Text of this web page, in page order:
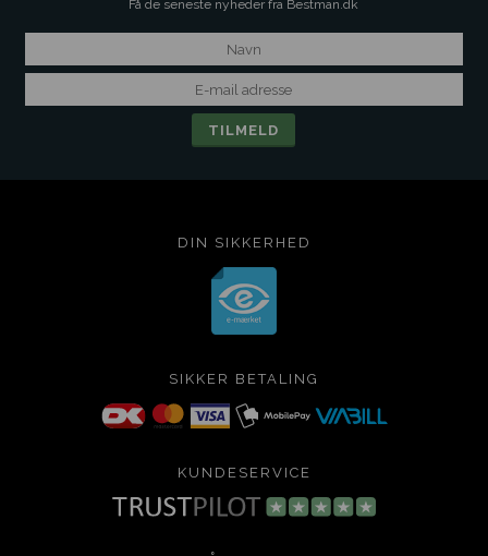
Få de seneste nyheder fra Bestman.dk
DIN SIKKERHED
SIKKER BETALING
KUNDESERVICE